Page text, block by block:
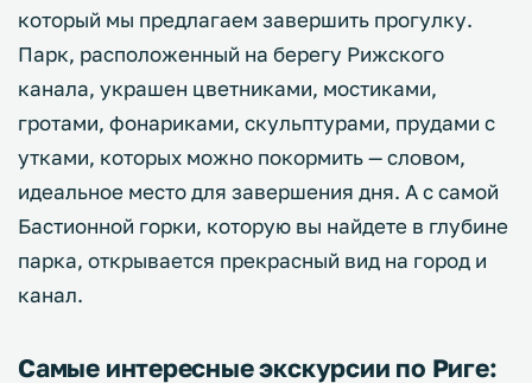
который мы предлагаем завершить прогулку.
Парк, расположенный на берегу Рижского
канала, украшен цветниками, мостиками,
гротами, фонариками, скульптурами, прудами с
утками, которых можно покормить — словом,
идеальное место для завершения дня. А с самой
Бастионной горки, которую вы найдете в глубине
парка, открывается прекрасный вид на город и
канал.
Самые интересные экскурсии по Риге: